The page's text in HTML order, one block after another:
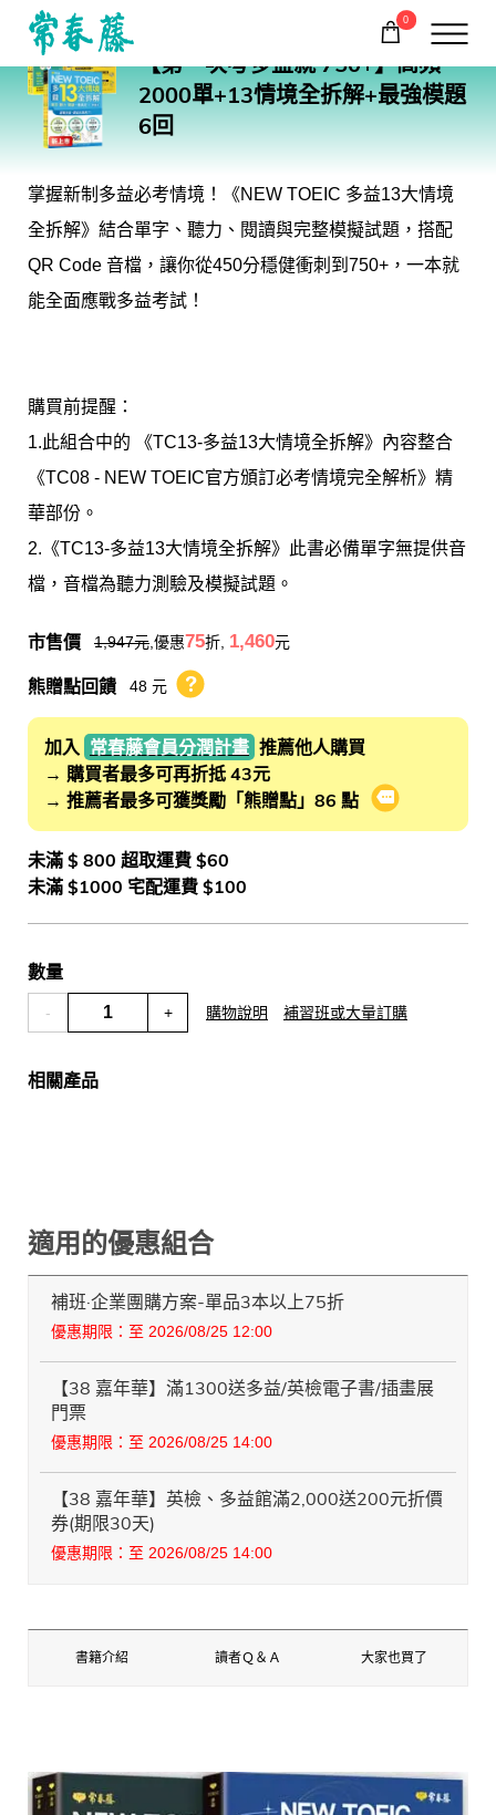
回常春藤首頁
0
購物車
【第一次考多益就 750+】高頻
2000單+13情境全拆解+最強模題
6回
掌握新制多益必考情境！《NEW TOEIC 多益13大情境
全拆解》結合單字、聽力、閱讀與完整模擬試題，搭配
QR Code 音檔，讓你從450分穩健衝刺到750+，一本就
能全面應戰多益考試！
購買前提醒：
1.此組合中的 《TC13-多益13大情境全拆解》內容整合
《TC08 - NEW TOEIC官方頒訂必考情境完全解析》精
華部份。
2.《TC13-多益13大情境全拆解》此書必備單字無提供音
檔，音檔為聽力測驗及模擬試題。
市售價 1,947元 ,優惠75折, 1,460元
熊贈點回饋 48 元 熊贈點回饋辦法
加入 常春藤會員分潤計畫 推薦他人購買
→ 購買者最多可再折抵 43元
→ 推薦者最多可獲獎勵「熊贈點」86 點
會員推薦分潤
未滿 $ 800 超取運費 $60
未滿 $1000 宅配運費 $100
數量
- + 購物說明 補習班或大量訂購
相關產品
適用的優惠組合
補班·企業團購方案-單品3本以上75折
優惠期限：至 2026/08/25 12:00
【38 嘉年華】滿1300送多益/英檢電子書/插畫展
門票
優惠期限：至 2026/08/25 14:00
【38 嘉年華】英檢、多益館滿2,000送200元折價
券(期限30天)
優惠期限：至 2026/08/25 14:00
書籍介紹 讀者Ｑ＆Ａ 大家也買了